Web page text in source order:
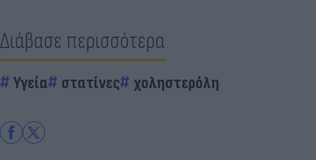
Διάβασε περισσότερα
Υγεία στατίνες χοληστερόλη